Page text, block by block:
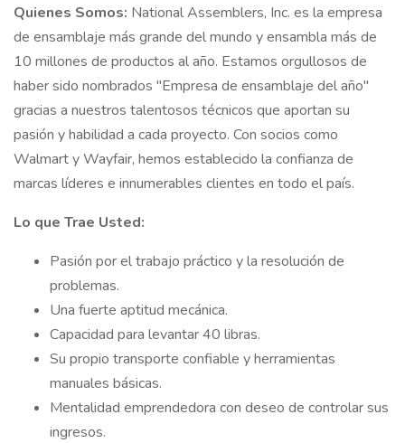
Quienes Somos: National Assemblers, Inc. es la empresa
de ensamblaje más grande del mundo y ensambla más de
10 millones de productos al año. Estamos orgullosos de
haber sido nombrados "Empresa de ensamblaje del año"
gracias a nuestros talentosos técnicos que aportan su
pasión y habilidad a cada proyecto. Con socios como
Walmart y Wayfair, hemos establecido la confianza de
marcas líderes e innumerables clientes en todo el país.
Lo que Trae Usted:
Pasión por el trabajo práctico y la resolución de
problemas.
Una fuerte aptitud mecánica.
Capacidad para levantar 40 libras.
Su propio transporte confiable y herramientas
manuales básicas.
Mentalidad emprendedora con deseo de controlar sus
ingresos.